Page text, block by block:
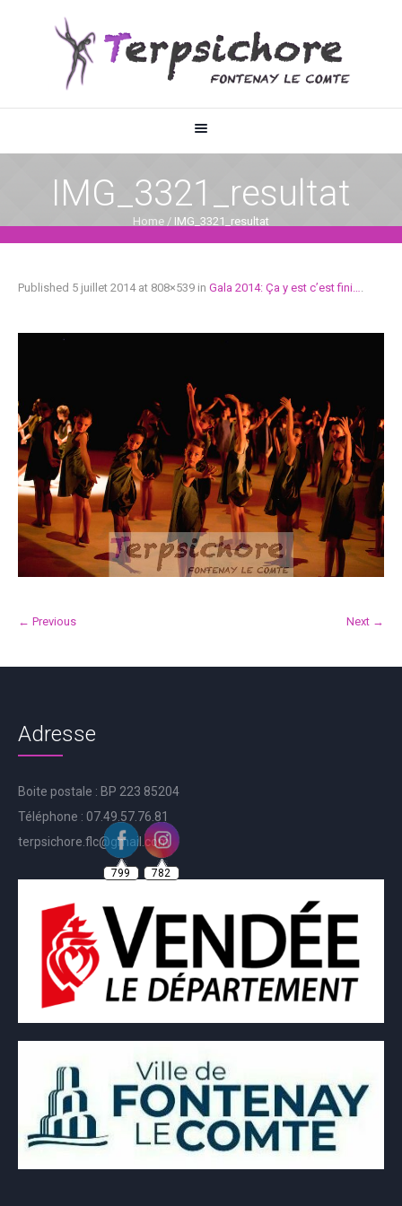
IMG_3321_resultat
Home / IMG_3321_resultat
Published 5 juillet 2014at 808×539 in Gala 2014: Ça y est c’est fini….
← Previous Next →
Adresse
Boite postale : BP 223 85204
Téléphone : 07.49.57.76.81
terpsichore.flc@gmail.com
799 782